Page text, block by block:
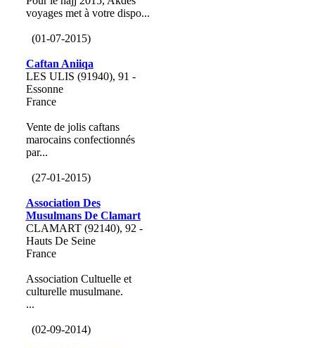
voyages met à votre dispo...
(01-07-2015)
Caftan Aniiqa
LES ULIS (91940), 91 -
Essonne
France
Vente de jolis caftans
marocains confectionnés
par...
(27-01-2015)
Association Des
Musulmans De Clamart
CLAMART (92140), 92 -
Hauts De Seine
France
Association Cultuelle et
culturelle musulmane.
...
(02-09-2014)